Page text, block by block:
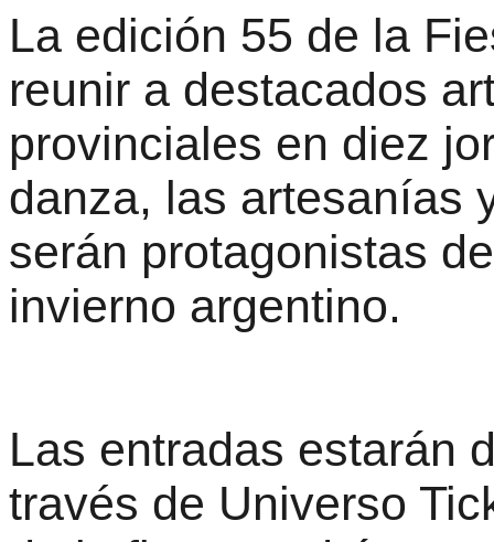
La edición 55 de la
reunir a destacados
provinciales en diez
danza, las artesanías
serán protagonistas
invierno argentino.
Las entradas estarán
través de Universo